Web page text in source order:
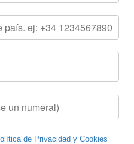
de Privacidad y Cookies